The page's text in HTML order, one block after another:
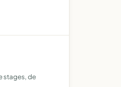
stages, de